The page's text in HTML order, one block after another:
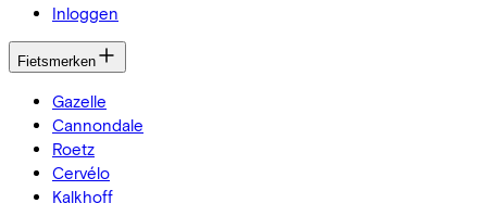
Inloggen
Fietsmerken
Gazelle
Cannondale
Roetz
Cervélo
Kalkhoff